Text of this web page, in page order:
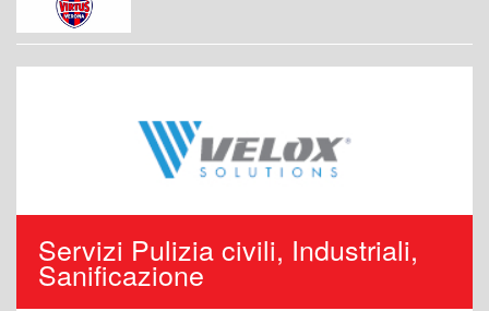
Servizi Pulizia civili, Industriali,
Sanificazione